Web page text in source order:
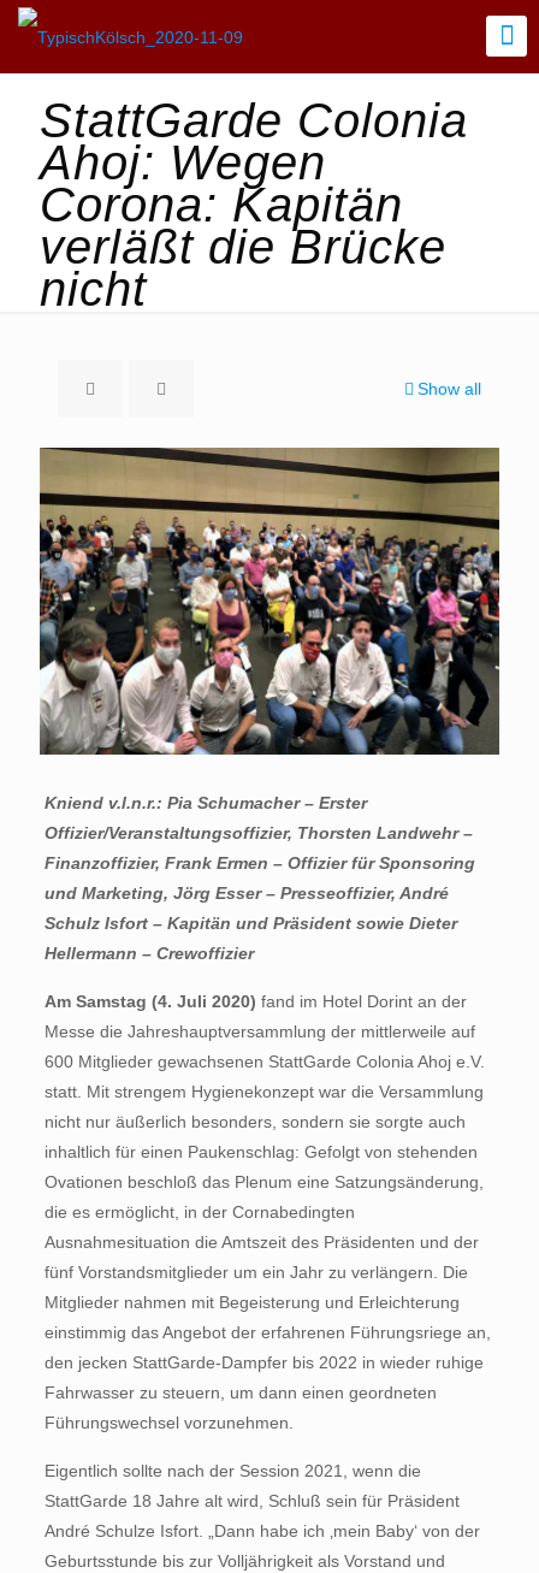
StattGarde Colonia
Ahoj: Wegen
Corona: Kapitän
verläßt die Brücke
nicht
Show all
Kniend v.l.n.r.: Pia Schumacher – Erster
Offizier/Veranstaltungsoffizier, Thorsten Landwehr –
Finanzoffizier, Frank Ermen – Offizier für Sponsoring
und Marketing, Jörg Esser – Presseoffizier, André
Schulz Isfort – Kapitän und Präsident sowie Dieter
Hellermann – Crewoffizier
Am Samstag (4. Juli 2020) fand im Hotel Dorint an der
Messe die Jahreshauptversammlung der mittlerweile auf
600 Mitglieder gewachsenen StattGarde Colonia Ahoj e.V.
statt. Mit strengem Hygienekonzept war die Versammlung
nicht nur äußerlich besonders, sondern sie sorgte auch
inhaltlich für einen Paukenschlag: Gefolgt von stehenden
Ovationen beschloß das Plenum eine Satzungsänderung,
die es ermöglicht, in der Cornabedingten
Ausnahmesituation die Amtszeit des Präsidenten und der
fünf Vorstandsmitglieder um ein Jahr zu verlängern. Die
Mitglieder nahmen mit Begeisterung und Erleichterung
einstimmig das Angebot der erfahrenen Führungsriege an,
den jecken StattGarde-Dampfer bis 2022 in wieder ruhige
Fahrwasser zu steuern, um dann einen geordneten
Führungs­wechsel vor­zunehmen.
Eigentlich sollte nach der Session 2021, wenn die
StattGarde 18 Jahre alt wird, Schluß sein für Präsident
André Schulze Isfort. „Dann habe ich ‚mein Baby‘ von der
Geburtsstunde bis zur Volljährigkeit als Vorstand und